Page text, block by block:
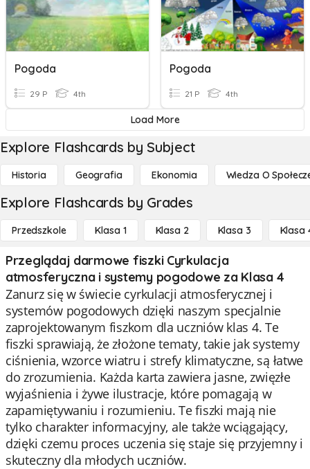
Pogoda
29 P 4th
Pogoda
21 P 4th
Load More
Explore Flashcards by Subject
Historia Geografia Ekonomia Wiedza O
Explore Flashcards by Grades
Przedszkole Klasa 1 Klasa 2 Klasa 3 Klasa
Przeglądaj darmowe fiszki Cyrkulacja
atmosferyczna i systemy pogodowe za Klasa 4
Zanurz się w świecie cyrkulacji atmosferycznej i
systemów pogodowych dzięki naszym specjalnie
zaprojektowanym fiszkom dla uczniów klas 4. Te
fiszki sprawiają, że złożone tematy, takie jak systemy
ciśnienia, wzorce wiatru i strefy klimatyczne, są łatwe
do zrozumienia. Każda karta zawiera jasne, zwięzłe
wyjaśnienia i żywe ilustracje, które pomagają w
zapamiętywaniu i rozumieniu. Te fiszki mają nie
tylko charakter informacyjny, ale także wciągający,
dzięki czemu proces uczenia się staje się przyjemny i
skuteczny dla młodych uczniów.